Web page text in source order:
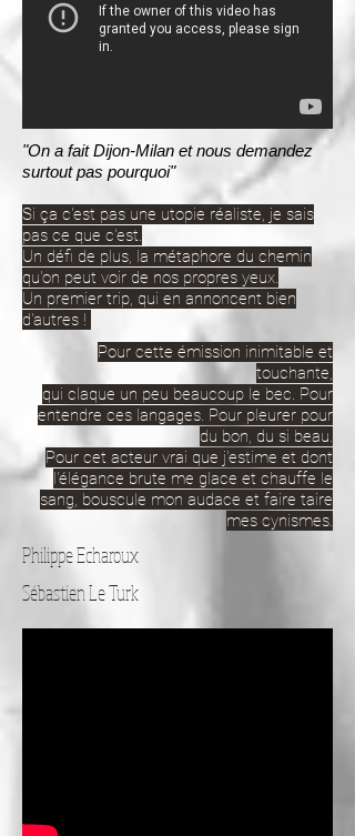
"On a fait Dijon-Milan et nous demandez
surtout pas pourquoi"
Si ça c'est pas une utopie réaliste, je sais
pas ce que c'est.
Un défi de plus, la métaphore du chemin
qu'on peut voir de nos propres yeux.
Un premier trip, qui en annoncent bien
d'autres !
Pour cette émission inimitable et
touchante,
qui claque un peu beaucoup le bec. Pour
entendre ces langages. Pour pleurer pour
du bon, du si beau.
Pour cet acteur vrai que j'estime et dont
l'élégance brute me glace et chauffe le
sang, bouscule mon audace et faire taire
mes cynismes.
Philippe Echaroux
Sébastien Le Turk